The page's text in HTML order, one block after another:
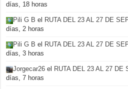
días, 18 horas
Pili G B el RUTA DEL 23 AL 27 DE
días, 2 horas
Pili G B el RUTA DEL 23 AL 27 DE
días, 3 horas
Jorgecar26 el RUTA DEL 23 AL 27 DE
días, 7 horas